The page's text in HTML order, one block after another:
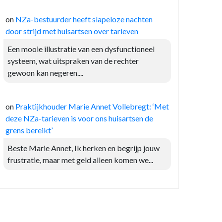
on NZa-bestuurder heeft slapeloze nachten
door strijd met huisartsen over tarieven
Een mooie illustratie van een dysfunctioneel
systeem, wat uitspraken van de rechter
gewoon kan negeren....
on Praktijkhouder Marie Annet Vollebregt: ‘Met
deze NZa-tarieven is voor ons huisartsen de
grens bereikt’
Beste Marie Annet, Ik herken en begrijp jouw
frustratie, maar met geld alleen komen we...